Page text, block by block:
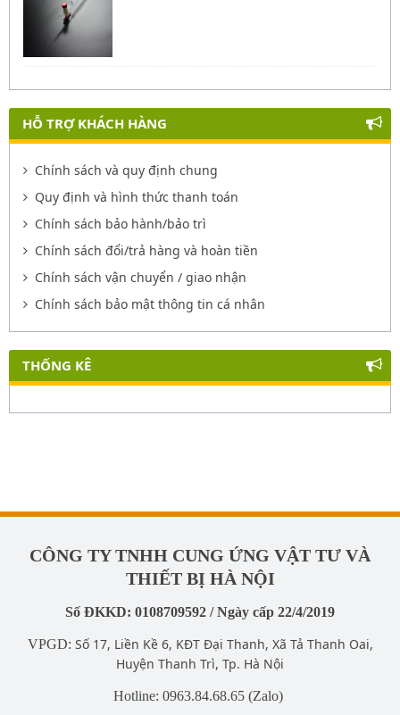
HỖ TRỢ KHÁCH HÀNG
Chính sách và quy định chung
Quy định và hình thức thanh toán
Chính sách bảo hành/bảo trì
Chính sách đổi/trả hàng và hoàn tiền
Chính sách vận chuyển / giao nhận
Chính sách bảo mật thông tin cá nhân
THỐNG KÊ
CÔNG TY TNHH CUNG ỨNG VẬT TƯ VÀ
THIẾT BỊ HÀ NỘI
Số ĐKKD: 0108709592 / Ngày cấp 22/4/2019
VPGD: Số 17, Liền Kề 6, KĐT Đại Thanh, Xã Tả Thanh Oai,
Huyện Thanh Trì, Tp. Hà Nội
Hotline: 0963.84.68.65 (Zalo)